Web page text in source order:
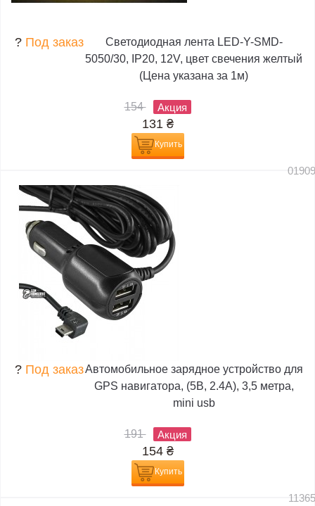
? Под заказ
Светодиодная лента LED-Y-SMD-
5050/30, IP20, 12V, цвет свечения желтый
(Цена указана за 1м)
154 Акция
131 ₴
Купить
? Под заказАвтомобильное зарядное устройство для
GPS навигатора, (5В, 2.4А), 3,5 метра,
mini usb
191 Акция
154 ₴
Купить